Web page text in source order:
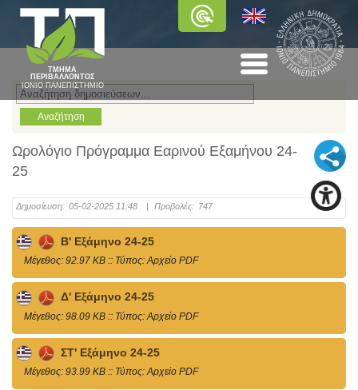
ΤΜΗΜΑ
ΠΕΡΙΒΑΛΛΟΝΤΟΣ
ΙΟΝΙΟ ΠΑΝΕΠΙΣΤΗΜΙΟ
Ωρολόγιο Πρόγραμμα Εαρινού Εξαμήνου 24-
25
Δημοσίευση: 05-02-2025 11:48 | Προβολές: 747
Β' Εξάμηνο 24-25
Mέγεθος: 92.97 KB :: Τύπος: Αρχείο PDF
Δ' Εξάμηνο 24-25
Mέγεθος: 98.09 KB :: Τύπος: Αρχείο PDF
ΣΤ' Εξάμηνο 24-25
Mέγεθος: 93.99 KB :: Τύπος: Αρχείο PDF